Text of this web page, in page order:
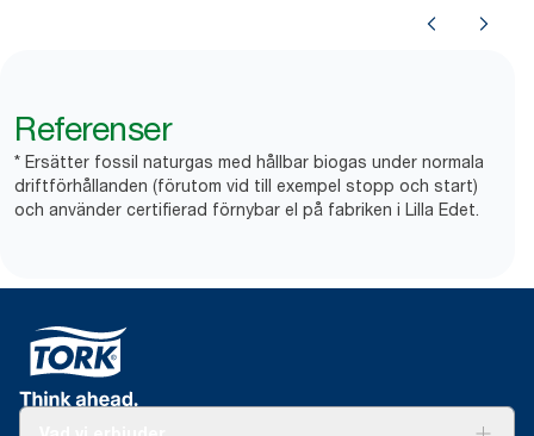
Referenser
* Ersätter fossil naturgas med hållbar biogas under normala
driftförhållanden (förutom vid till exempel stopp och start)
och använder certifierad förnybar el på fabriken i Lilla Edet.